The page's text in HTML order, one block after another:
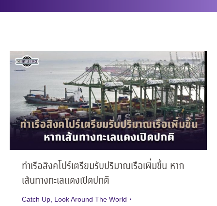
ท่าเรือสิงคโปร์เตรียมรับปริมาณเรือเพิ่มขึ้น หาก
เส้นทางทะเลแดงเปิดปกติ
Catch Up Look Around The World